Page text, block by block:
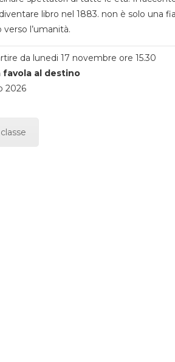
libro nel 1883. non è solo una
verso l’umanità.
da lunedi 17 novembre ore 15.30
favola al destino
2026